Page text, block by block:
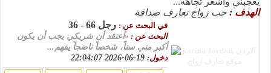
الهدف : حب زواج تعارف صداقة
في البحث عن : رجل 66 - 36
البحث عن : «أعتقد أن شريكي يجب أن يكون
أكبر مني سناً، شخصاً ناضجاً يفهم...
دخول: